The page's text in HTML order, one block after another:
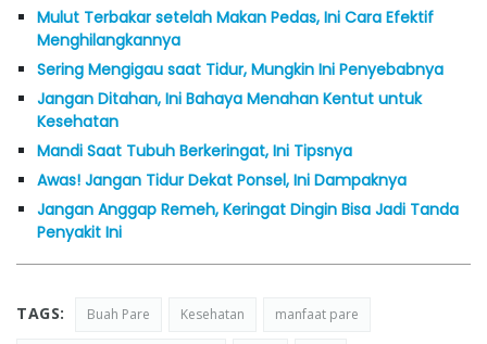
Mulut Terbakar setelah Makan Pedas, Ini Cara Efektif
Menghilangkannya
Sering Mengigau saat Tidur, Mungkin Ini Penyebabnya
Jangan Ditahan, Ini Bahaya Menahan Kentut untuk
Kesehatan
Mandi Saat Tubuh Berkeringat, Ini Tipsnya
Awas! Jangan Tidur Dekat Ponsel, Ini Dampaknya
Jangan Anggap Remeh, Keringat Dingin Bisa Jadi Tanda
Penyakit Ini
TAGS: Buah Pare Kesehatan manfaat pare